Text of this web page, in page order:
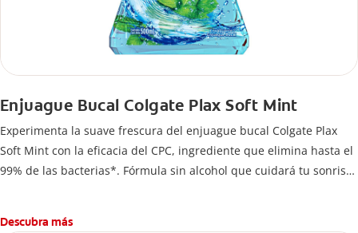
Enjuague Bucal Colgate Plax Soft Mint
Experimenta la suave frescura del enjuague bucal Colgate Plax
Soft Mint con la eficacia del CPC, ingrediente que elimina hasta el
99% de las bacterias*. Fórmula sin alcohol que cuidará tu sonrisa
Descubra más